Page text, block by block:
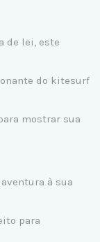
de lei, este
do kitesurf
mostrar sua
à sua
para